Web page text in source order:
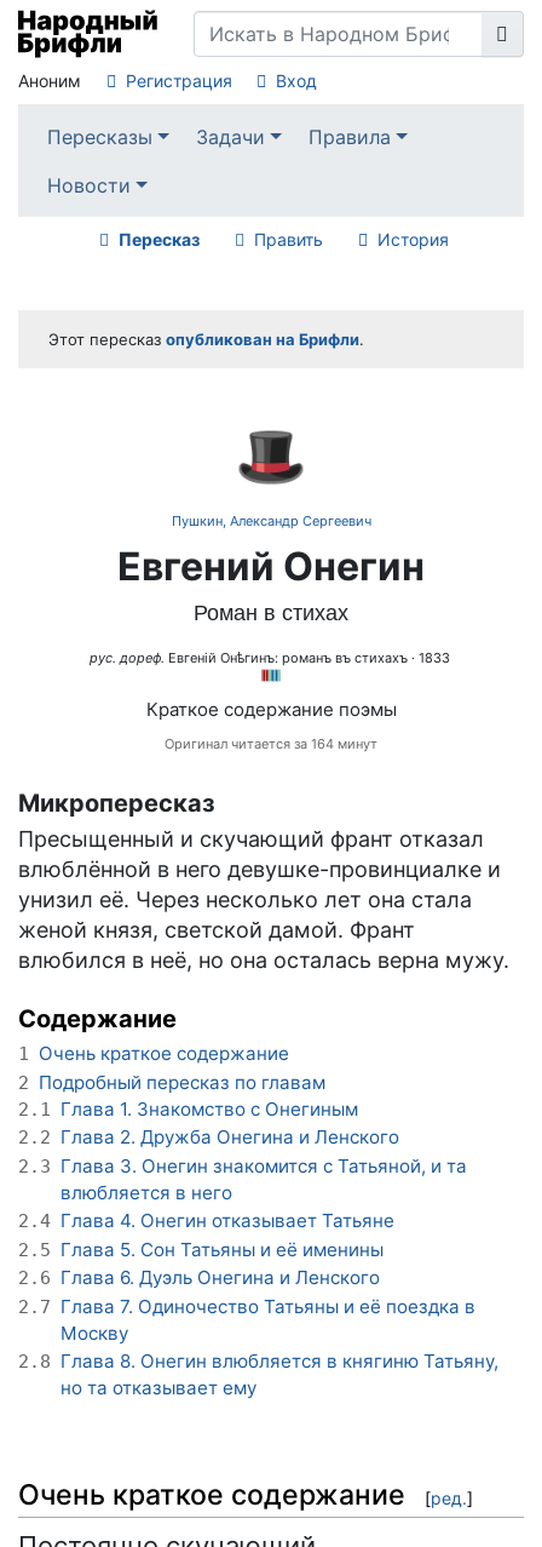
Аноним Регистрация Вход
Пересказы Задачи
Правила
Новости
Пересказ Править История
Этот пересказ опубликован на Брифли.
🎩
Пушкин, Александр Сергеевич
Евгений Онегин
Роман в стихах
рус. дореф. Евгеній Онѣгинъ: романъ въ стихахъ· 1833
Краткое содержание поэмы
Оригинал читается за 164 минут
Микропересказ
Пресыщенный и скучающий франт отказал
влюблённой в него девушке-провинциалке и
унизил её. Через несколько лет она стала
женой князя, светской дамой. Франт
влюбился в неё, но она осталась верна мужу.
Содержание
1 Очень краткое содержание
2 Подробный пересказ по главам
2.1 Глава 1. Знакомство с Онегиным
2.2 Глава 2. Дружба Онегина и Ленского
2.3 Глава 3. Онегин знакомится с Татьяной, и та
влюбляется в него
2.4 Глава 4. Онегин отказывает Татьяне
2.5 Глава 5. Сон Татьяны и её именины
2.6 Глава 6. Дуэль Онегина и Ленского
2.7 Глава 7. Одиночество Татьяны и её поездка в
Москву
2.8 Глава 8. Онегин влюбляется в княгиню Татьяну,
но та отказывает ему
Очень краткое содержание [ред.]